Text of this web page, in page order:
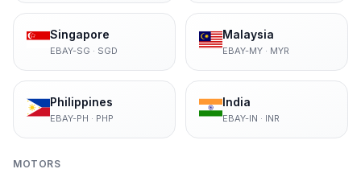
Singapore
EBAY-SG · SGD
Malaysia
EBAY-MY· MYR
Philippines
EBAY-PH · PHP
India
EBAY-IN · INR
MOTORS